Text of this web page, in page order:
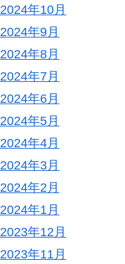
2024年10月
2024年9月
2024年8月
2024年7月
2024年6月
2024年5月
2024年4月
2024年3月
2024年2月
2024年1月
2023年12月
2023年11月